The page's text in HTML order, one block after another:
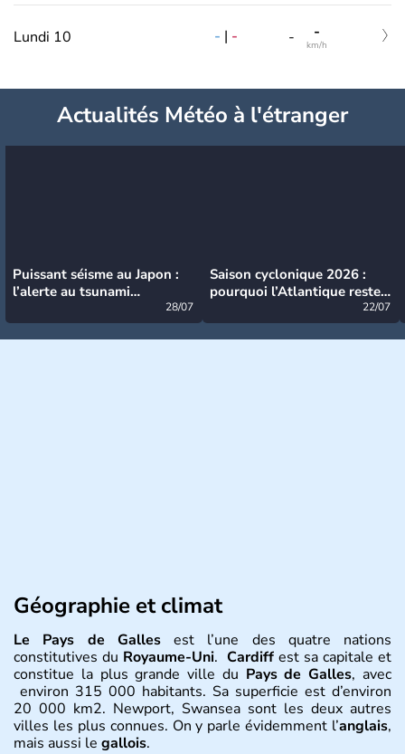
Lundi 10 - | - - -
km/h
Actualités Météo à l'étranger
Puissant séisme au Japon :
l’alerte au tsunami
28/07
Saison cyclonique 2026 :
pourquoi l’Atlantique reste
22/07
Géographie et climat
Le Pays de Gallesest l’une des quatre nations
constitutives du Royaume-Uni. Cardiff est sa capitale et
constitue la plus grande ville du Pays de Galles, avec
environ 315 000 habitants. Sa superficie est d’environ
20 000 km2. Newport, Swansea sont les deux autres
villes les plus connues. On y parle évidemment l’anglais,
mais aussi le gallois.